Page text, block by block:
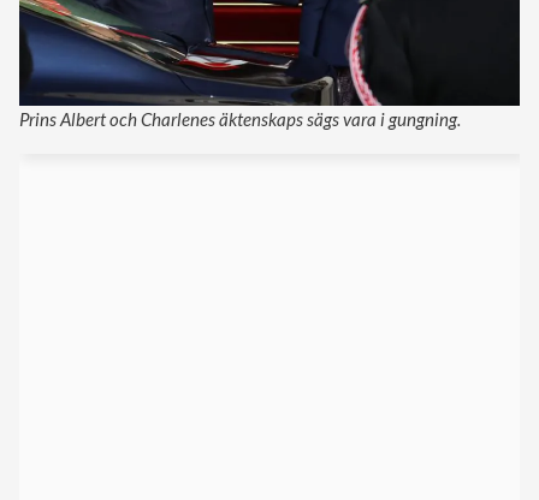
Prins Albert och Charlenes äktenskaps sägs vara i gungning.